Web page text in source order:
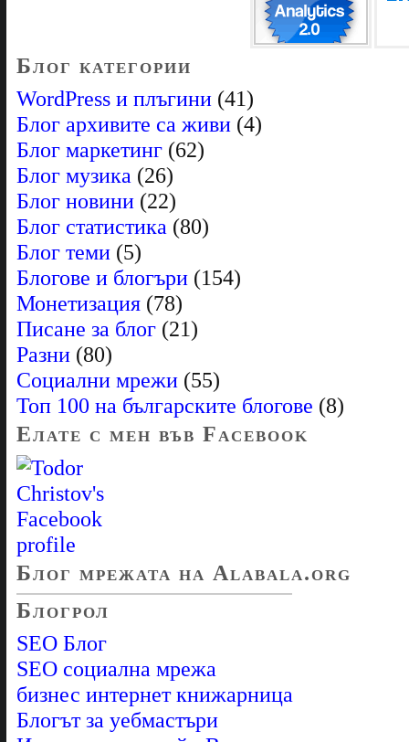
Блог категории
WordPress и плъгини (41)
Блог архивите са живи (4)
Блог маркетинг (62)
Блог музика (26)
Блог новини (22)
Блог статистика (80)
Блог теми (5)
Блогове и блогъри (154)
Монетизация (78)
Писане за блог (21)
Разни (80)
Социални мрежи (55)
Топ 100 на българските блогове (8)
Елате с мен във Facebook
Блог мрежата на Alabala.org
Блогрол
SEO Блог
SEO социална мрежа
бизнес интернет книжарница
Блогът за уебмастъри